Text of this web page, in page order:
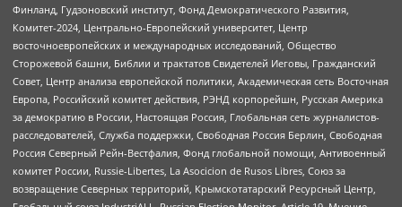
Финланд, Гудзоновский институт, Фонд Демократического Развития,
Комитет-2024, Центрально-Европейский университет, Центр
восточноевропейских и международных исследований, Общество
Сторожевой башни, Библии и трактатов Свидетелей Иеговы, Гражданский
Совет, Центр анализа европейской политики, Академическая сеть Восточная
Европа, Российский комитет действия, РЭНД корпорейшн, Русская Америка
за демократию в России, Настоящая Россия, Глобальная сеть журналистов-
расследователей, Служба поддержки, Свободная Россия Берлин, Свободная
Россия Северный Рейн-Вестфалия, Фонд глобальной помощи, Антивоенный
комитет России, Russie-Libertes, La Asocicion de Rusos Libres, Союз за
возвращение Северных территорий, Крымскотатарский Ресурсный Центр,